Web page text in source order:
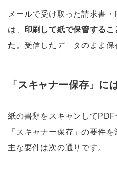
メールで受け取った請求書
は、 印刷して紙で保管する
た 。受信したデータのまま保
「スキャナー保存」に
紙の書類をスキャンして
「スキャナー保存」の要件
主な要件は次の通りです。